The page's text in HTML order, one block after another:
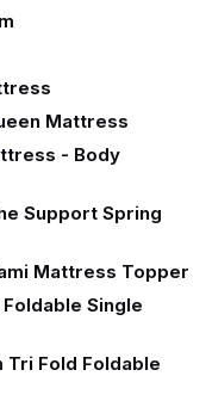
Mattress
- Body
Support Spring
Mattress Topper
Single
Tri Fold Foldable